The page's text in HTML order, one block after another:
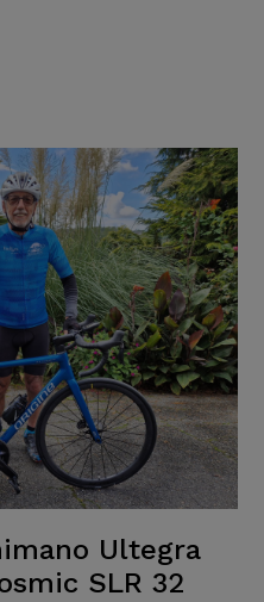
Ultegra
SLR 32